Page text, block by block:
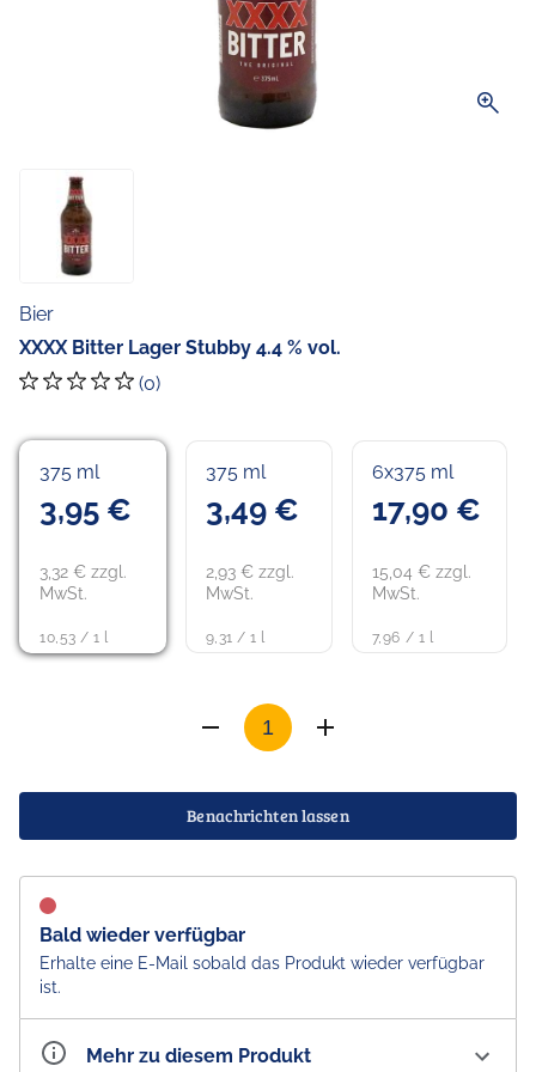
zoom_in
Bier
XXXX Bitter Lager Stubby 4.4 % vol.
(0)
375 ml
3,95 €
3,32 € zzgl.
MwSt.
10,53 / 1 l
375 ml
3,49 €
2,93 € zzgl.
MwSt.
9,31 / 1 l
6x375 ml
17,90 €
15,04 € zzgl.
MwSt.
7,96 / 1 l
Benachrichten lassen
Bald wieder verfügbar
Erhalte eine E-Mail sobald das Produkt wieder verfügbar
ist.
Mehr zu diesem Produkt